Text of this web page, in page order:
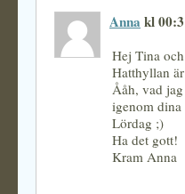
Anna kl
Hej Tina
Hatthyllan
Ååh, vad
igenom dina
Lördag ;)
Ha det gott!
Kram Anna